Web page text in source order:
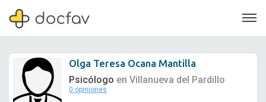
Olga Teresa Ocana Mantilla
Psicólogo en Villanueva del Pardillo
0 opiniones